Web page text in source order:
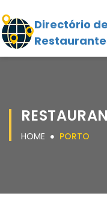
Directório de
HOME PORTO